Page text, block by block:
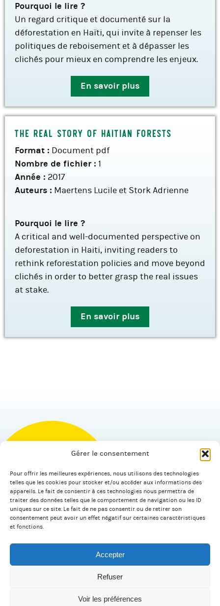
Gérer le consentement
Pour offrir les meilleures expériences, nous utilisons des technologies
telles que les cookies pour stocker et/ou accéder aux informations des
appareils. Le fait de consentir à ces technologies nous permettra de
traiter des données telles que le comportement de navigation ou les ID
uniques sur ce site. Le fait de ne pas consentir ou de retirer son
consentement peut avoir un effet négatif sur certaines caractéristiques
et fonctions.
Accepter
Refuser
Voir les préférences
Pourquoi le lire ?
Un regard critique et documenté sur la
déforestation en Haïti, qui invite à repenser les
politiques de reboisement et à dépasser les
clichés pour mieux en comprendre les enjeux.
En savoir plus
The real story of Haitian forests
Format : Document pdf
Nombre de fichier : 1
Année : 2017
Auteurs : Maertens Lucile et Stork Adrienne
Pourquoi le lire ?
A critical and well-documented perspective on
deforestation in Haiti, inviting readers to
rethink reforestation policies and move beyond
clichés in order to better grasp the real issues
at stake.
En savoir plus
© 2026 Salagnac.
FacebookLinkedin